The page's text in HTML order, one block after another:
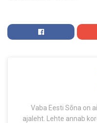
Vaba Eesti Sõna on
ajaleht. Lehte annab